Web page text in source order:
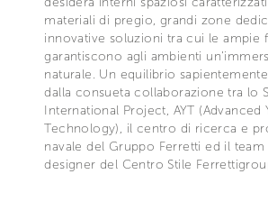
materiali di pregio, grandi zone
innovative soluzioni tra cui le ampie
garantiscono agli ambienti
naturale. Un equilibrio
dalla consueta collaborazione tra lo
International Project, AYT (Advanced
Technology), il centro di ricerca e
navale del Gruppo Ferretti ed il
designer del Centro Stile